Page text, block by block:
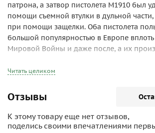
патрона, а затвор пистолета М1910 был
помощи съемной втулки в дульной
при помощи защелки. Оба пистолета
большой популярностью в Европе
Мировой Войны и даже после, а их
выпускала два варианта исходных
и модель 125 с регулируемыми
приспособлениями. С 1951 года эти
поставлялись в США под обозначением
pistol", а с 1971 года пистолеты,
Читать целиком
Отзывы
К этому товару еще нет отзывов,
поделись своими впечатлениями